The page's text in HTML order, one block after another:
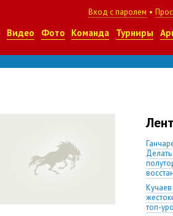
Вход с паролем •
Видео Фото Команда Турниры
топ-